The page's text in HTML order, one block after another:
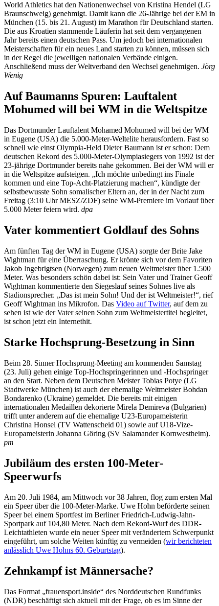
World Athletics hat den Nationenwechsel von Kristina Hendel (LG
Braunschweig) genehmigt. Damit kann die 26-Jährige bei der EM in
München (15. bis 21. August) im Marathon für Deutschland starten.
Die aus Kroatien stammende Läuferin hat seit dem vergangenen
Jahr bereits einen deutschen Pass. Um jedoch bei internationalen
Meisterschaften für ein neues Land starten zu können, müssen sich
in der Regel die jeweiligen nationalen Verbände einigen.
Anschließend muss der Weltverband den Wechsel genehmigen. Jörg
Wenig
Auf Baumanns Spuren: Lauftalent
Mohumed will bei WM in die Weltspitze
Das Dortmunder Lauftalent Mohamed Mohumed will bei der WM
in Eugene (USA) die 5.000-Meter-Weltelite herausfordern. Fast so
schnell wie einst Olympia-Held Dieter Baumann ist er schon: Dem
deutschen Rekord des 5.000-Meter-Olympiasiegers von 1992 ist der
23-jährige Dortmunder bereits nahe gekommen. Bei der WM will er
in die Weltspitze aufsteigen. „Ich möchte unbedingt ins Finale
kommen und eine Top-Acht-Platzierung machen“, kündigte der
selbstbewusste Sohn somalischer Eltern an, der in der Nacht zum
Freitag (3:10 Uhr MESZ/ZDF) seine WM-Premiere im Vorlauf über
5.000 Meter feiern wird. dpa
Vater kommentiert Goldlauf des Sohns
Am fünften Tag der WM in Eugene (USA) sorgte der Brite Jake
Wightman für eine Überraschung. Er krönte sich vor dem Favoriten
Jakob Ingebrigtsen (Norwegen) zum neuen Weltmeister über 1.500
Meter. Was besonders schön dabei ist: Sein Vater und Trainer Geoff
Wightman kommentierte den Siegeslauf seines Sohnes live als
Stadionsprecher. „Das ist mein Sohn! Und der ist Weltmeister!“, rief
Geoff Wightman ins Mikrofon. Das Video auf Twitter, auf dem zu
sehen ist wie der Vater seinen Sohn zum Weltmeistertitel begleitet,
ist schon jetzt ein Internethit.
Starke Hochsprung-Besetzung in Sinn
Beim 28. Sinner Hochsprung-Meeting am kommenden Samstag
(23. Juli) gehen einige Top-Hochspringerinnen und -Hochspringer
an den Start. Neben dem Deutschen Meister Tobias Potye (LG
Stadtwerke München) ist auch der ehemalige Weltmeister Bohdan
Bondarenko (Ukraine) gemeldet. Die bereits mit einigen
internationalen Medaillen dekorierte Mirela Demireva (Bulgarien)
trifft unter anderem auf die ehemalige U23-Europameisterin
Christina Honsel (TV Wattenscheid 01) sowie auf U18-Vize-
Europameisterin Johanna Göring (SV Salamander Kornwestheim).
pm
Jubiläum des ersten 100-Meter-
Speerwurfs
Am 20. Juli 1984, am Mittwoch vor 38 Jahren, flog zum ersten Mal
ein Speer über die 100-Meter-Marke. Uwe Hohn beförderte seinen
Speer bei einem Sportfest im Berliner Friedrich-Ludwig-Jahn-
Sportpark auf 104,80 Meter. Nach dem Rekord-Wurf des DDR-
Leichtathleten wurde ein neuer Speer mit verändertem Schwerpunkt
eingeführt, um solche Weiten künftig zu vermeiden (wir berichteten
anlässlich Uwe Hohns 60. Geburtstag).
Zehnkampf ist Männersache?
Das Format „frauensport.inside“ des Norddeutschen Rundfunks
(NDR) beschäftigt sich aktuell mit der Frage, ob es im Sinne der